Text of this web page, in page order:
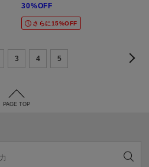
30%OFF
さらに15%OFF
3 4 5
PAGE TOP